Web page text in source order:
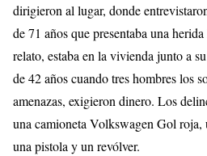
dirigieron al lugar, donde
de 71 años que presentaba una
relato, estaba en la vivienda junto a
de 42 años cuando tres hombres los
amenazas, exigieron dinero. Los
una camioneta Volkswagen Gol
una pistola y un revólver.